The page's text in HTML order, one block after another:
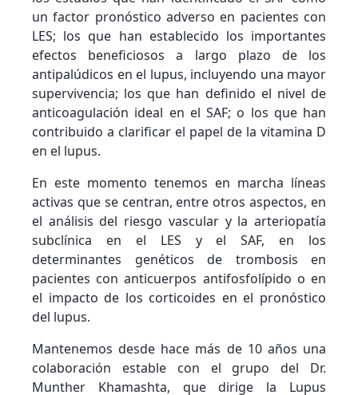
un factor pronóstico adverso en pacientes con
LES; los que han establecido los importantes
efectos beneficiosos a largo plazo de los
antipalúdicos en el lupus, incluyendo una mayor
supervivencia; los que han definido el nivel de
anticoagulación ideal en el SAF; o los que han
contribuido a clarificar el papel de la vitamina D
en el lupus.
En este momento tenemos en marcha líneas
activas que se centran, entre otros aspectos, en
el análisis del riesgo vascular y la arteriopatía
subclínica en el LES y el SAF, en los
determinantes genéticos de trombosis en
pacientes con anticuerpos antifosfolípido o en
el impacto de los corticoides en el pronóstico
del lupus.
Mantenemos desde hace más de 10 años una
colaboración estable con el grupo del Dr.
Munther Khamashta, que dirige la Lupus